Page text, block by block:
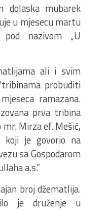
dolaska mubarek
u mjesecu martu
pod nazivom „U
ali i svim
probuditi
ramazana.
prva tribina
mr. Mirza ef. Mešić,
koji je govorio na
sa Gospodarom
a.s.“
broj džematlija.
je druženje u